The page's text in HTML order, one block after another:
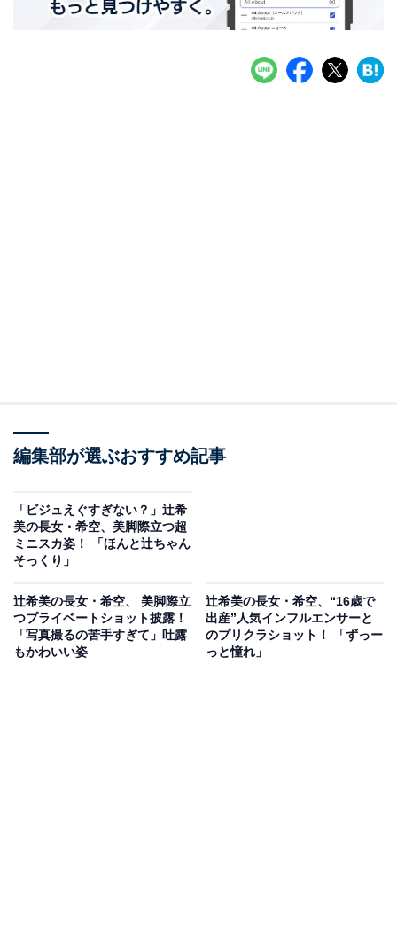
編集部が選ぶおすすめ記事
「ビジュえぐすぎない？」辻希
美の長女・希空、美脚際立つ超
ミニスカ姿！ 「ほんと辻ちゃん
そっくり」
辻希美の長女・希空、 美脚際立
つプライベートショット披露！
「写真撮るの苦手すぎて」吐露
もかわいい姿
辻希美の長女・希空、“16歳で
出産”人気インフルエンサーと
のプリクラショット！ 「ずっー
っと憧れ」